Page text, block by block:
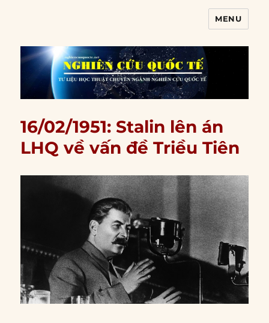
MENU
16/02/1951: Stalin lên án
LHQ về vấn đề Triều Tiên